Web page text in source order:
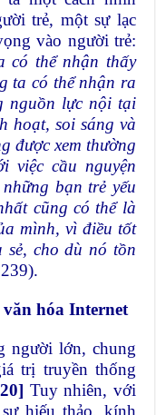
trẻ, một sự lạc
vào người trẻ:
có thể nhận thấy
ta có thể nhận ra
nguồn lực nội tại
hoạt, soi sáng và
được xem thường
việc cầu nguyện
bạn trẻ yếu
cũng có thể là
mình, vì điều tốt
sẻ, cho dù nó tồn
hóa Internet
người lớn, chung
trị truyền thống
Tuy nhiên, với
hiếu thảo, kính